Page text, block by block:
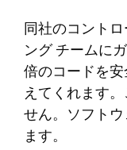
同社のコント
ング チームに
倍のコードを
えてくれます
せん。ソフト
ます。